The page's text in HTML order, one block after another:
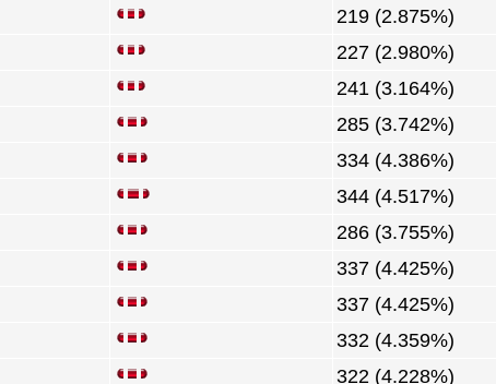
219 (2.875%)
227 (2.980%)
241 (3.164%)
285 (3.742%)
334 (4.386%)
344 (4.517%)
286 (3.755%)
337 (4.425%)
337 (4.425%)
332 (4.359%)
322 (4.228%)